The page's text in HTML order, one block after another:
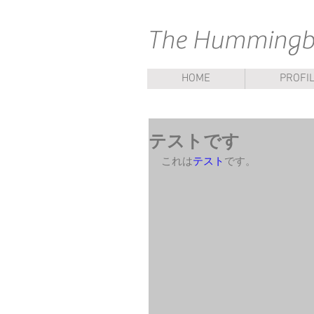
​The
HOME
テストです
これはテスト です。